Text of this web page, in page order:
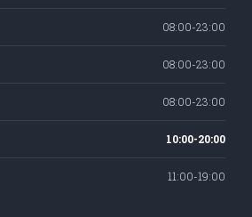
08:00-23:00
08:00-23:00
08:00-23:00
10:00-20:00
11:00-19:00